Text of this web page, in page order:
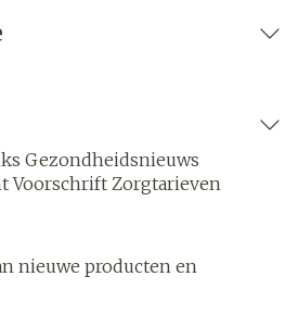
Gezondheidsnieuws
Voorschrift Zorgtarieven
nieuwe producten en